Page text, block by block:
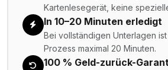
Kartenlesegerät, keine
In 10–20 Minuten erledigt
Bei vollständigen Unterlagen
Prozess maximal 20 Minuten.
100 % Geld-zurück-